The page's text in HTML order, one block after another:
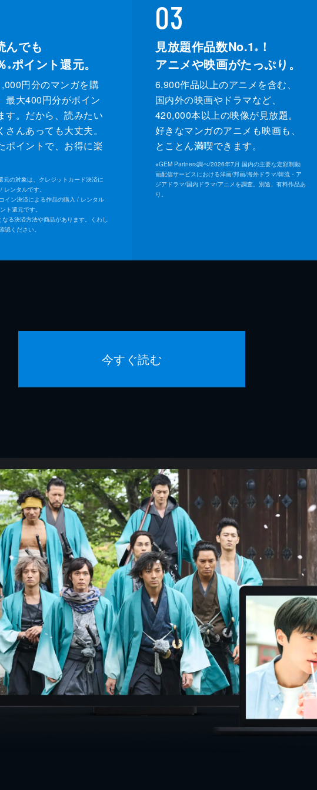
んでも
※ポイント還元。
円分のマンガを購
最大400円分がポイン
す。だから、読みたい
さんあっても大丈夫。
ポイントで、お得に楽
元の対象は、クレジットカード決済に
ンタルです。
イン決済による作品の購入 / レンタル
ト還元です。
なる決済方法や商品があります。くわし
認ください。
03
見放題作品数No.1 ※
！
アニメや映画がたっぷり。
6,900作品以上のアニメを含む、
国内外の映画やドラマなど、
420,000本以上の映像が見放題。
好きなマンガのアニメも映画も、
とことん満喫できます。
※GEM Partners調べ/2026年7⽉ 国内の主要な定額制動
画配信サービスにおける洋画/邦画/海外ドラマ/韓流・ア
ジアドラマ/国内ドラマ/アニメを調査。別途、有料作品あ
り。
今すぐ読む